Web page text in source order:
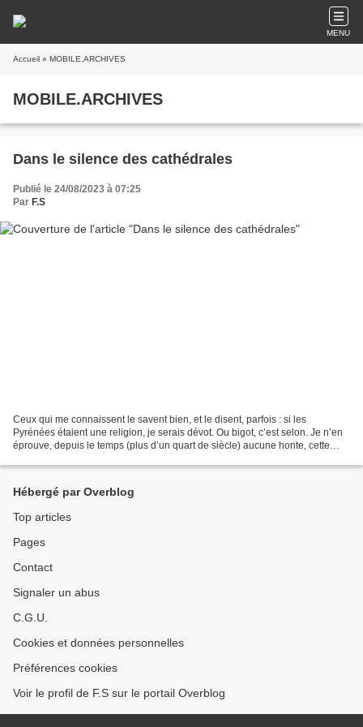
MENU
Accueil » MOBILE.ARCHIVES
MOBILE.ARCHIVES
Dans le silence des cathédrales
Publié le 24/08/2023 à 07:25
Par F.S
Ceux qui me connaissent le savent bien, et le disent, parfois : si les
Pyrénées étaient une religion, je serais dévot. Ou bigot, c’est selon. Je n’en
éprouve, depuis le temps (plus d’un quart de siècle) aucune honte, cette
Hébergé par Overblog
Top articles
Pages
Contact
Signaler un abus
C.G.U.
Cookies et données personnelles
Préférences cookies
Voir le profil de F.S sur le portail Overblog